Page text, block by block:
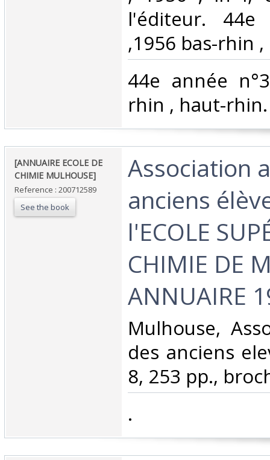
l'éditeur. 44e
,1956 bas-rhin
‎44e année
rhin , haut-rhin.‎
‎[ANNUAIRE ECOLE DE
CHIMIE MULHOUSE]‎
Reference : 200712589
See the book
‎Association
anciens
l'ECOLE
CHIMIE DE
ANNUAIRE
‎Mulhouse,
des anciens
8, 253 pp.,
‎.‎